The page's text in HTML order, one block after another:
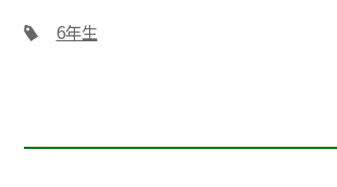
6年生